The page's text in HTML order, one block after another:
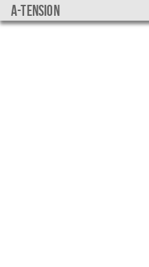
a-tension